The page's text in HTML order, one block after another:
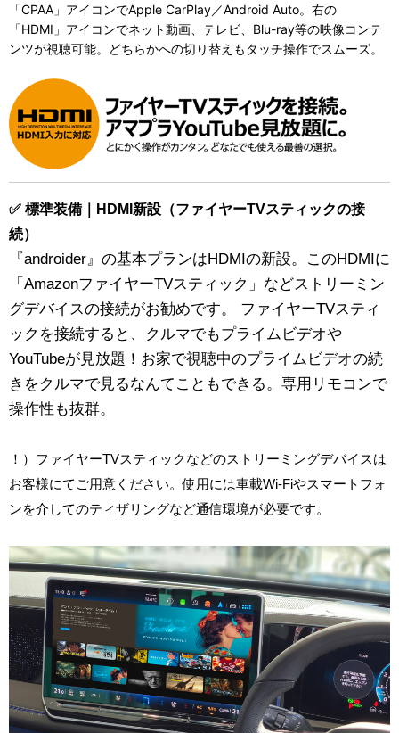
「CPAA」アイコンでApple CarPlay／Android Auto。右の
「HDMI」アイコンでネット動画、テレビ、Blu-ray等の映像コンテ
ンツが視聴可能。どちらかへの切り替えもタッチ操作でスムーズ。
✅ 標準装備｜HDMI新設（ファイヤーTVスティックの接
続）
『androider』の基本プランはHDMIの新設。このHDMIに
「AmazonファイヤーTVスティック」などストリーミン
グデバイスの接続がお勧めです。 ファイヤーTVスティ
ックを接続すると、クルマでもプライムビデオや
YouTubeが見放題！お家で視聴中のプライムビデオの続
きをクルマで見るなんてこともできる。専用リモコンで
操作性も抜群。
！）ファイヤーTVスティックなどのストリーミングデバイスは
お客様にてご用意ください。使用には車載Wi-Fiやスマートフォ
ンを介してのティザリングなど通信環境が必要です。